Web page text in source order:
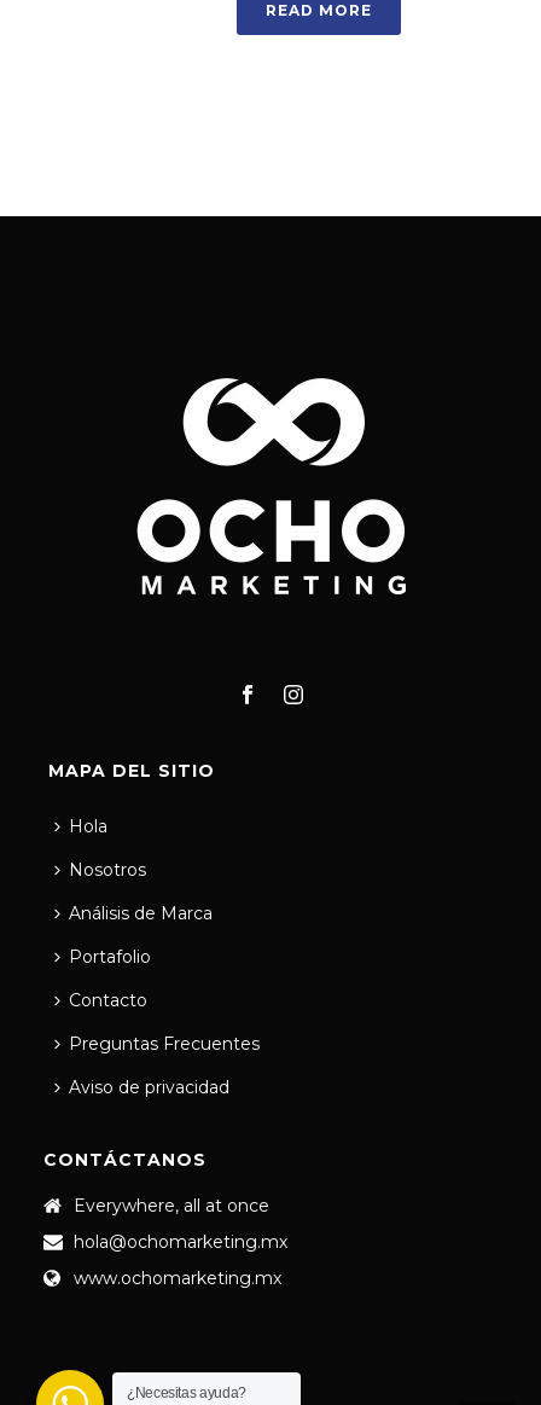
READ MORE
MAPA DEL SITIO
Hola
Nosotros
Análisis de Marca
Portafolio
Contacto
Preguntas Frecuentes
Aviso de privacidad
CONTÁCTANOS
Everywhere, all at once
hola@ochomarketing.mx
www.ochomarketing.mx
¿Necesitas ayuda?